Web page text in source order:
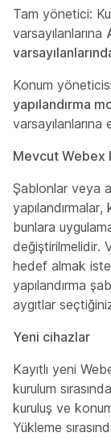
Tam yönetici:
varsayılanlarına
Konum
yapılandırma
varsayılanlarına
Mevcut Webex
Şablonlar veya
yapılandırmalar,
bunlara
değiştirilmelidir.
hedef almak
yapılandırma
aygıtlar
Yeni cihazlar
Kayıtlı yeni
kurulum
kuruluş ve konum
Yükleme